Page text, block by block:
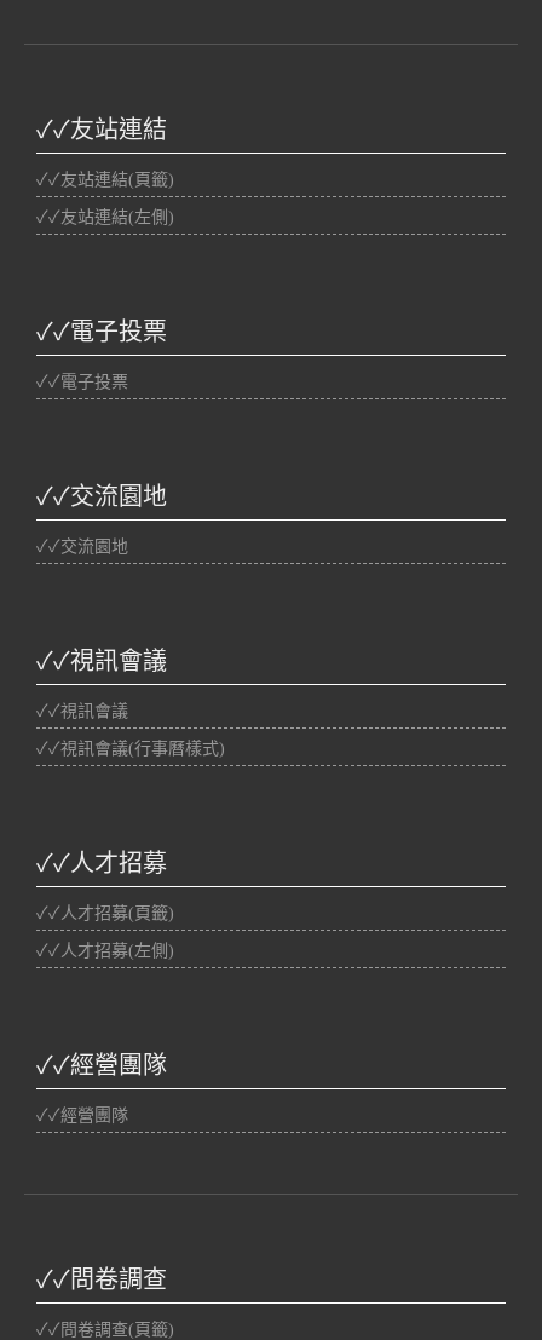
✓✓友站連結
✓✓友站連結(頁籤)
✓✓友站連結(左側)
✓✓電子投票
✓✓電子投票
✓✓交流園地
✓✓交流園地
✓✓視訊會議
✓✓視訊會議
✓✓視訊會議(行事曆樣式)
✓✓人才招募
✓✓人才招募(頁籤)
✓✓人才招募(左側)
✓✓經營團隊
✓✓經營團隊
✓✓問卷調查
✓✓問卷調查(頁籤)